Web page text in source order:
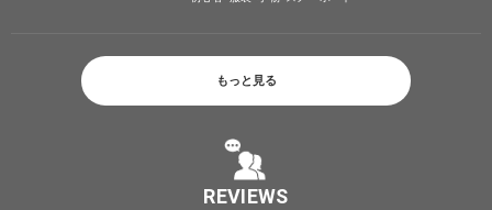
もっと見る
REVIEWS